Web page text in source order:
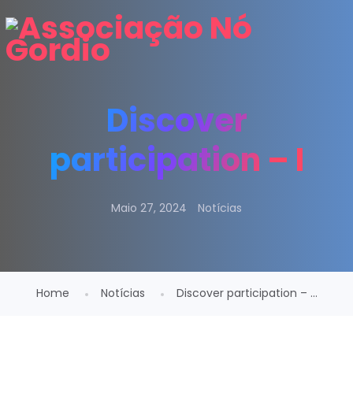
Discover
participation – I
Maio 27, 2024 Notícias
Home Notícias Discover participation – ...